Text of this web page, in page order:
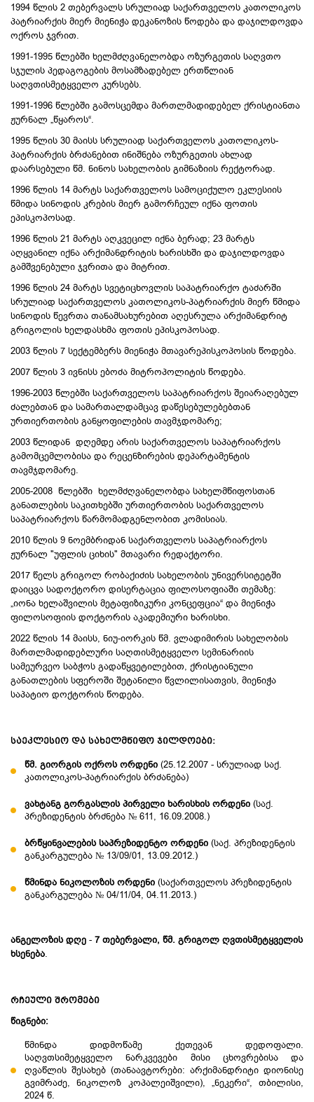
1994 წლის 2 თებერვალს სრულიად საქართველოს კათოლიკოს
პატრიარქის მიერ მიენიჭა დეკანოზის წოდება და დაჯილდოვდა
ოქროს ჯვრით.
1991-1995 წლებში ხელმძღვანელობდა ოზურგეთის საღვთო
სჯულის პედაგოგების მოსამზადებელ ერთწლიან
საღვთისმეტყველო კურსებს.
1991-1996 წლებში გამოსცემდა მართლმადიდებელ ქრისტიანთა
ჟურნალ „წყაროს“.
1995 წლის 30 მაისს სრულიად საქართველოს კათოლიკოს-
პატრიარქის ბრძანებით ინიშნება ოზურგეთის ახლად
დაარსებული წმ. ნინოს სახელობის გიმნაზიის რექტორად.
1996 წლის 14 მარტს საქართველოს სამოციქულო ეკლესიის
წმიდა სინოდის კრების მიერ გამორჩეულ იქნა ფოთის
ეპისკოპოსად.
1996 წლის 21 მარტს აღკვეცილ იქნა ბერად; 23 მარტს
აღყვანილ იქნა არქიმანდრიტის ხარისხში და დაჯილდოვდა
გამშვენებული ჯვრითა და მიტრით.
1996 წლის 24 მარტს სვეტიცხოვლის საპატრიარქო ტაძარში
სრულიად საქართველოს კათოლიკოს-პატრიარქის მიერ წმიდა
სინოდის წევრთა თანამსახურებით აღესრულა არქიმანდრიტ
გრიგოლის ხელდასხმა ფოთის ეპისკოპოსად.
2003 წლის 7 სექტემბერს მიენიჭა მთავარეპისკოპოსის წოდება.
2007 წლის 3 ივნისს ებოძა მიტროპოლიტის წოდება.
1996-2003 წლებში საქართველოს საპატრიარქოს შეიარაღებულ
ძალებთან და სამართალდამცავ დაწესებულებებთან
ურთიერთობის განყოფილების თავმჯდომარე;
2003 წლიდან დღემდე არის საქართველოს საპატრიარქოს
გამომცემლობისა და რეცენზირების დეპარტამენტის
თავმჯდომარე.
2005-2008 წლებში ხელმძღვანელობდა სახელმწიფოსთან
განათლების საკითხებში ურთიერთობის საქართველოს
საპატრიარქოს წარმომადგენლობით კომისიას.
2010 წლის 9 ნოემბრიდან საქართველოს საპატრიარქოს
ჟურნალ "უფლის ციხის" მთავარი რედაქტორი.
2017 წელს გრიგოლ რობაქიძის სახელობის უნივერსიტეტში
დაიცვა სადოქტორო დისერტაცია ფილოსოფიაში თემაზე:
„იონა ხელაშვილის მეტაფიზიკური კონცეფცია“ და მიენიჭა
ფილოსოფიის დოქტორის აკადემიური ხარისხი.
2022 წლის 14 მაისს, ნიუ-იორკის წმ. ვლადიმირის სახელობის
მართლმადიდებლური საღთისმეტყველო სემინარიის
სამეურვეო საბჭოს გადაწყვეტილებით, ქრისტიანული
განათლების სფეროში შეტანილი წვლილისათვის, მიენიჭა
საპატიო დოქტორის წოდება.
ᲡᲐᲔᲙᲚᲔᲡᲘᲝ ᲓᲐ ᲡᲐᲮᲔᲚᲛᲬᲘᲤᲝ ᲯᲘᲚᲓᲝᲔᲑᲘ:
წმ. გიორგის ოქროს ორდენი (25.12.2007 - სრულიად საქ.
კათოლიკოს-პატრიარქის ბრძანება)
ვახტანგ გორგასლის პირველი ხარისხის ორდენი (საქ.
პრეზიდენტის ბრძნება № 611, 16.09.2008.)
ბრწყინვალების საპრეზიდენტო ორდენი (საქ. პრეზიდენტის
განკარგულება № 13/09/01, 13.09.2012.)
წმინდა ნიკოლოზის ორდენი (საქართველოს პრეზიდენტის
განკარგულება № 04/11/04, 04.11.2013.)
ანგელოზის დღე - 7თებერვალი, წმ. გრიგოლ ღვთისმეტყველის
ხსენება.
ᲠᲩᲔᲣᲚᲘ ᲨᲠᲝᲛᲔᲑᲘ
წიგნები:
წმინდა დიდმოწამე ქეთევან დედოფალი.
საღვთსიმეტყველო ნარკვევები მისი ცხოვრებისა და
ღვაწლის შესახებ (თანაავტორები: არქიმანდრიტი დიონისე
გვიმრაძე, ნიკოლოზ კოპალეიშვილი), „ნეკერი“, თბილისი,
2024 წ.